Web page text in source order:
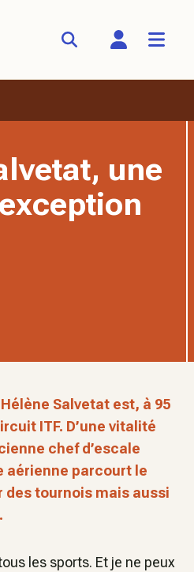
une
Salvetat est, à 95
ITF. D’une vitalité
chef d’escale
aérienne parcourt le
des tournois mais aussi
les sports. Et je ne peux